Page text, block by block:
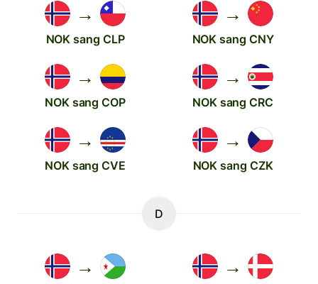
→
NOK sang CLP
→
NOK sang CNY
→
NOK sang COP
→
NOK sang CRC
→
NOK sang CVE
→
NOK sang CZK
D
→ →